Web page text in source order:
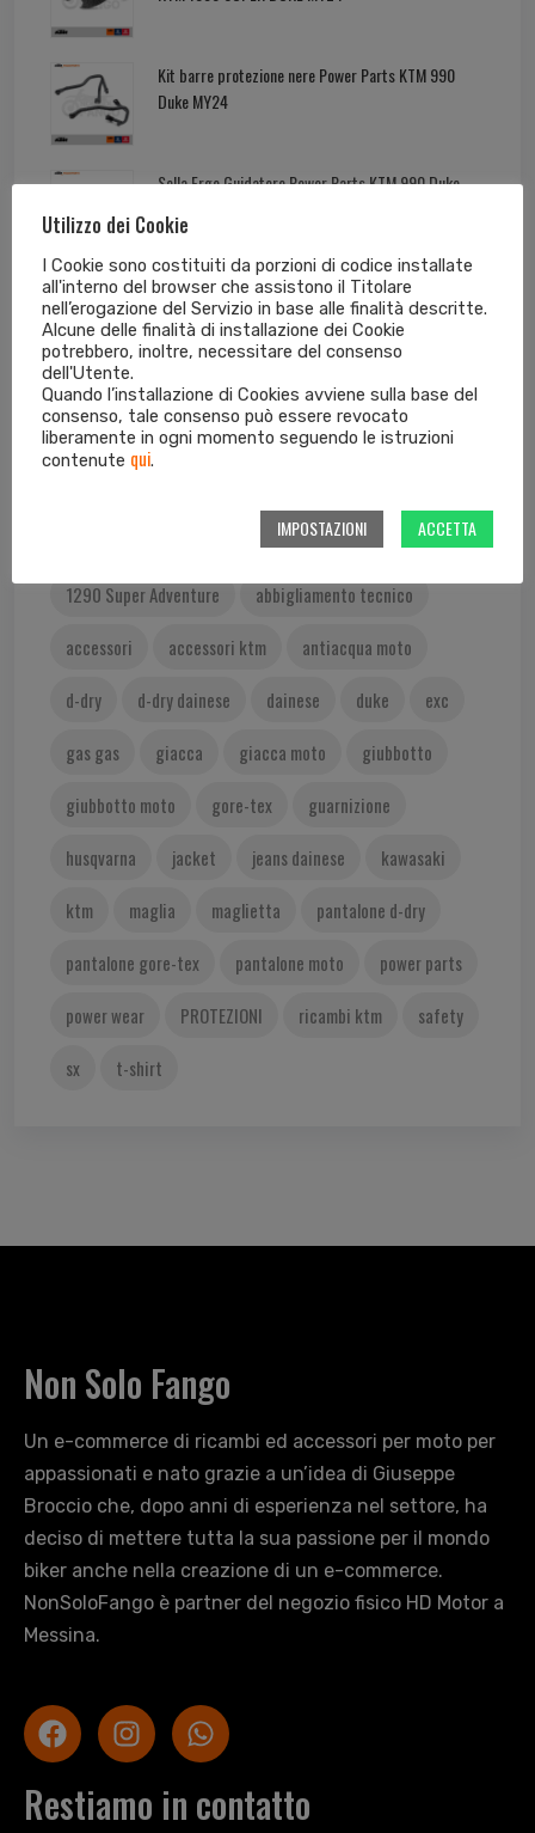
Kit barre protezione nere Power Parts KTM 990
Duke MY24
Sella Ergo Guidatore Power Parts KTM 990 Duke
Tag cloud dei prodotti
125 EXC 125 SX 250 EXC
250 EXC-F
450 EXC
1290 Super Adventure
abbigliamento tecnico
accessori
accessori ktm
antiacqua moto
d-dry
d-dry dainese dainese duke
exc
gas gas
giacca giacca moto
giubbotto
giubbotto moto
gore-tex
guarnizione
husqvarna
jacket jeans dainese
kawasaki
ktm
maglia maglietta
pantalone d-dry
pantalone gore-tex
pantalone moto
power parts
power wear
PROTEZIONI ricambi ktm
safety
sx
t-shirt
Non Solo Fango
Un e-commerce di ricambi ed accessori per moto per
appassionati e nato grazie a un’idea di Giuseppe
Broccio che, dopo anni di esperienza nel settore, ha
deciso di mettere tutta la sua passione per il mondo
biker anche nella creazione di un e-commerce.
NonSoloFango è partner del negozio fisico HD Motor a
Messina.
Restiamo in contatto
Utilizzo dei Cookie
I Cookie sono costituiti da porzioni di codice installate
all'interno del browser che assistono il Titolare
nell’erogazione del Servizio in base alle finalità descritte.
Alcune delle finalità di installazione dei Cookie
potrebbero, inoltre, necessitare del consenso
dell'Utente.
Quando l’installazione di Cookies avviene sulla base del
consenso, tale consenso può essere revocato
liberamente in ogni momento seguendo le istruzioni
contenute qui.
IMPOSTAZIONI ACCETTA